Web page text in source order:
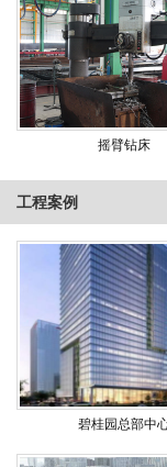
摇臂钻床
工程案例
碧桂园总部中